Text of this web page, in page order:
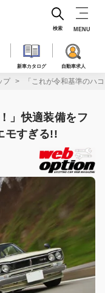
新車カタログ 自動車求人
検索 MENU
プ 「これが令和基準のハ
」快適装備をフ
モすぎる!!